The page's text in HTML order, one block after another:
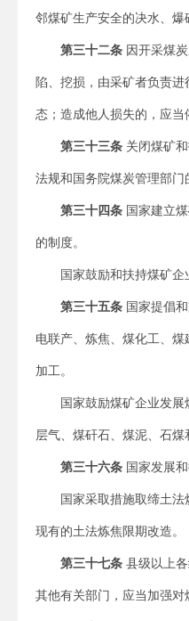
邻煤矿生产安全的决水、爆
第三十二条 因开采煤
陷、挖损，由采矿者负责
态；造成他人损失的，应当
第三十三条 关闭煤矿
法规和国务院煤炭管理部门
第三十四条 国家建立
的制度。
国家鼓励和扶持煤矿企
第三十五条 国家提倡
电联产、炼焦、煤化工、
加工。
国家鼓励煤矿企业发
层气、煤矸石、煤泥、石煤
第三十六条 国家发展
国家采取措施取缔土法
现有的土法炼焦限期改造。
第三十七条 县级以上
其他有关部门，应当加强对